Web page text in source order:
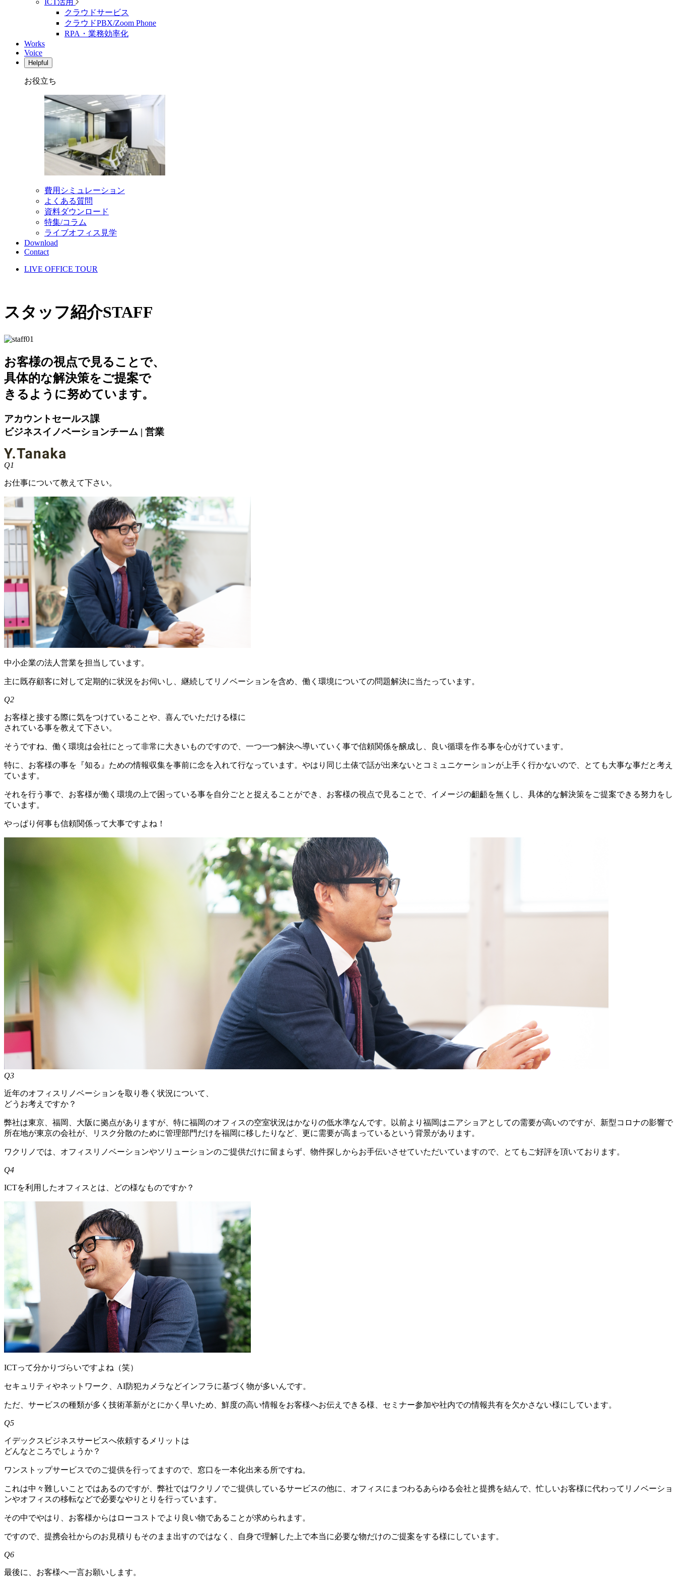
ICT活用
クラウドサービス
クラウドPBX/Zoom Phone
RPA・業務効率化
Works
Voice
Helpful
お役立ち
費用シミュレーション
よくある質問
資料ダウンロード
特集/コラム
ライブオフィス見学
Download
Contact
LIVE OFFICE TOUR
スタッフ紹介STAFF
お客様の視点で見ることで、
具体的な解決策をご提案で
きるように努めています。
アカウントセールス課
ビジネスイノベーションチーム | 営業
Q1
お仕事について教えて下さい。
中小企業の法人営業を担当しています。
主に既存顧客に対して定期的に状況をお伺いし、継続してリノベーションを含め、働く環境についての問題解決に当たっています。
Q2
お客様と接する際に気をつけていることや、喜んでいただける様に
されている事を教えて下さい。
そうですね、働く環境は会社にとって非常に大きいものですので、一つ一つ解決へ導いていく事で信頼関係を醸成し、良い循環を作る事を心がけています。
特に、お客様の事を『知る』ための情報収集を事前に念を入れて行なっています。やはり同じ土俵で話が出来ないとコミュニケーションが上手く行かないので、とても大事な事だと考え
ています。
それを行う事で、お客様が働く環境の上で困っている事を自分ごとと捉えることができ、お客様の視点で見ることで、イメージの齟齬を無くし、具体的な解決策をご提案できる努力をし
ています。
やっぱり何事も信頼関係って大事ですよね！
Q3
近年のオフィスリノベーションを取り巻く状況について、
どうお考えですか？
弊社は東京、福岡、大阪に拠点がありますが、特に福岡のオフィスの空室状況はかなりの低水準なんです。以前より福岡はニアショアとしての需要が高いのですが、新型コロナの影響で
所在地が東京の会社が、リスク分散のために管理部門だけを福岡に移したりなど、更に需要が高まっているという背景があります。
ワクリノでは、オフィスリノベーションやソリューションのご提供だけに留まらず、物件探しからお手伝いさせていただいていますので、とてもご好評を頂いております。
Q4
ICTを利用したオフィスとは、どの様なものですか？
ICTって分かりづらいですよね（笑）
セキュリティやネットワーク、AI防犯カメラなどインフラに基づく物が多いんです。
ただ、サービスの種類が多く技術革新がとにかく早いため、鮮度の高い情報をお客様へお伝えできる様、セミナー参加や社内での情報共有を欠かさない様にしています。
Q5
イデックスビジネスサービスへ依頼するメリットは
どんなところでしょうか？
ワンストップサービスでのご提供を行ってますので、窓口を一本化出来る所ですね。
これは中々難しいことではあるのですが、弊社ではワクリノでご提供しているサービスの他に、オフィスにまつわるあらゆる会社と提携を結んで、忙しいお客様に代わってリノベーショ
ンやオフィスの移転などで必要なやりとりを行っています。
その中でやはり、お客様からはローコストでより良い物であることが求められます。
ですので、提携会社からのお見積りもそのまま出すのではなく、自身で理解した上で本当に必要な物だけのご提案をする様にしています。
Q6
最後に、お客様へ一言お願いします。